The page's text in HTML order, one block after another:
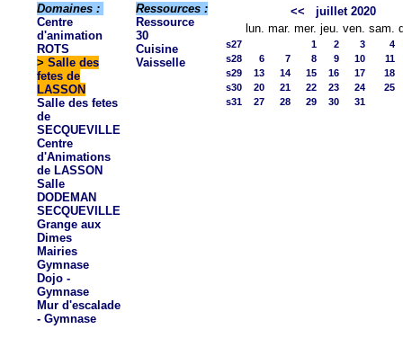
Domaines :
Centre
d'animation
ROTS
> Salle des
fetes de
LASSON
Salle des fetes
de
SECQUEVILLE
Centre
d'Animations
de LASSON
Salle
DODEMAN
SECQUEVILLE
Grange aux
Dimes
Mairies
Gymnase
Dojo -
Gymnase
Mur d'escalade
- Gymnase
Ressources :
Ressource
30
Cuisine
Vaisselle
<<
juillet 2020
lun. mar. mer. jeu. ven. sam.
s27 1 2 3
4
s28
6 7 8 9 10
11
s29
13 14 15 16 17
18
s30
20 21 22 23 24
25
s31
27 28 29 30 31